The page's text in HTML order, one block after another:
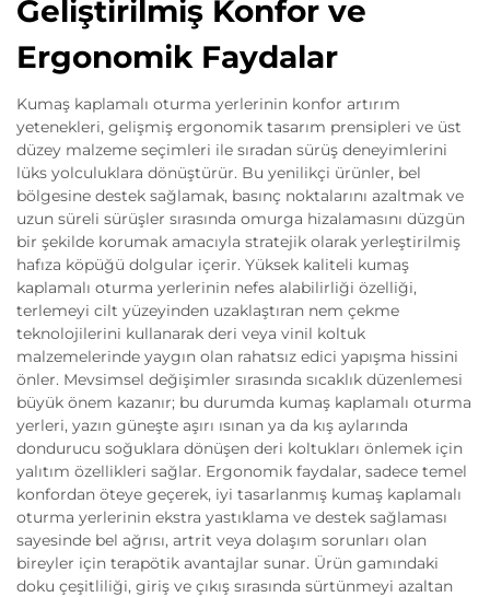
Geliştirilmiş Konfor ve
Ergonomik Faydalar
Kumaş kaplamalı oturma yerlerinin konfor artırım
yetenekleri, gelişmiş ergonomik tasarım prensipleri ve üst
düzey malzeme seçimleri ile sıradan sürüş deneyimlerini
lüks yolculuklara dönüştürür. Bu yenilikçi ürünler, bel
bölgesine destek sağlamak, basınç noktalarını azaltmak ve
uzun süreli sürüşler sırasında omurga hizalamasını düzgün
bir şekilde korumak amacıyla stratejik olarak yerleştirilmiş
hafıza köpüğü dolgular içerir. Yüksek kaliteli kumaş
kaplamalı oturma yerlerinin nefes alabilirliği özelliği,
terlemeyi cilt yüzeyinden uzaklaştıran nem çekme
teknolojilerini kullanarak deri veya vinil koltuk
malzemelerinde yaygın olan rahatsız edici yapışma hissini
önler. Mevsimsel değişimler sırasında sıcaklık düzenlemesi
büyük önem kazanır; bu durumda kumaş kaplamalı oturma
yerleri, yazın güneşte aşırı ısınan ya da kış aylarında
dondurucu soğuklara dönüşen deri koltukları önlemek için
yalıtım özellikleri sağlar. Ergonomik faydalar, sadece temel
konfordan öteye geçerek, iyi tasarlanmış kumaş kaplamalı
oturma yerlerinin ekstra yastıklama ve destek sağlaması
sayesinde bel ağrısı, artrit veya dolaşım sorunları olan
bireyler için terapötik avantajlar sunar. Ürün gamındaki
doku çeşitliliği, giriş ve çıkış sırasında sürtünmeyi azaltan